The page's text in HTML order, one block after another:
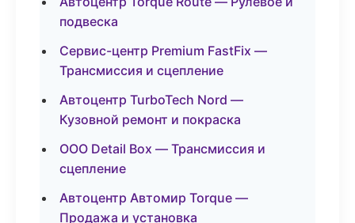
подвеска
Сервис-центр Premium FastFix —
Трансмиссия и сцепление
Автоцентр TurboTech Nord —
Кузовной ремонт и покраска
ООО Detail Box — Трансмиссия и
сцепление
Автоцентр Автомир Torque —
Продажа и установка